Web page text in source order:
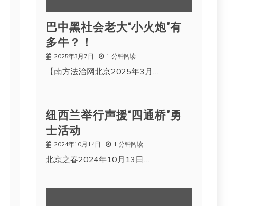
巴中黑社会老大“小火炮”有
多牛？！
2025年3月7日 1 分钟阅读
【南方法治网北京2025年3月…
纽西兰举行声援“四通桥”勇
士活动
2024年10月14日 1 分钟阅读
北京之春2024年10月13日…